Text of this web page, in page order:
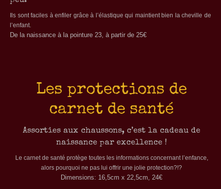
Ils sont faciles à enfiler grâce à l’élastique qui maintient bien la cheville de
l’enfant.
De la naissance à la pointure 23, à partir de 25€
Les protections de
carnet de santé
Assorties aux chaussons, c’est la cadeau de
naissance par excellence !
Le carnet de santé protège toutes les informations concernant l’enfance,
alors pourquoi ne pas lui offrir une jolie protection?!?
Dimensions: 16,5cm x 22,5cm, 24€